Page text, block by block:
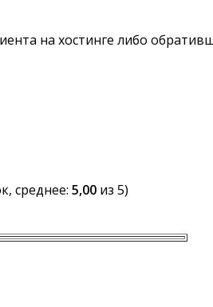
на хостинге либо
среднее: 5,00из 5)